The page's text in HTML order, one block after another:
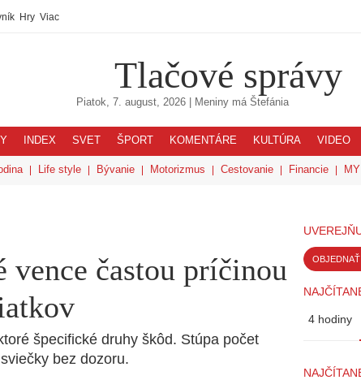
Hry Viac
Tlačové správy
Piatok, 7. august, 2026 | Meniny má Štefánia
INDEX SVET ŠPORT KOMENTÁRE KULTÚRA VIDEO
Life style Bývanie Motorizmus Cestovanie Financie
vence častou príčinou
špecifické druhy škôd. Stúpa počet
bez dozoru.
4 hodiny